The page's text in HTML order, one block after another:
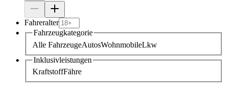
Fahreralter
Fahrzeugkategorie
Alle FahrzeugeAutosWohnmobileLkw
Inklusivleistungen
KraftstoffFähre